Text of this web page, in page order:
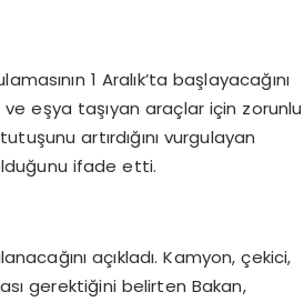
1 Aralık’ta başlayacağını
eşya taşıyan araçlar için zorunlu
artırdığını vurgulayan
ifade etti.
açıkladı. Kamyon, çekici,
gerektiğini belirten Bakan,